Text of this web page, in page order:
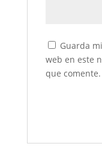
Guarda
web en este
que comente.